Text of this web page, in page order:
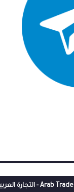
Arab Trade - التجارة العربية